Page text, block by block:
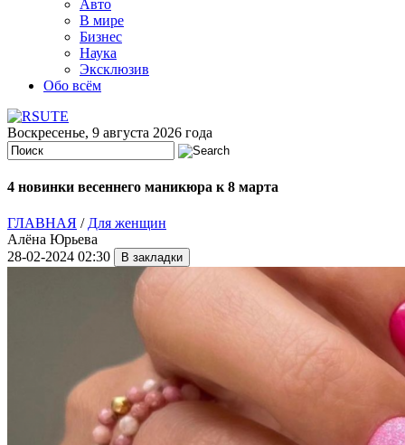
Авто
В мире
Бизнес
Наука
Эксклюзив
Обо всём
Воскресенье, 9 августа 2026 года
4 новинки весеннего маникюра к 8 марта
ГЛАВНАЯ / Для женщин
Алёна Юрьева
28-02-2024 02:30